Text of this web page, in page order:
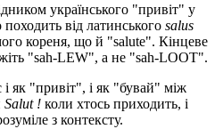
українського "привіт" у
від латинського salus
кореня, що й "salute". Кінцеве
"sah-LEW", а не "sah-LOOT".
як "привіт", і як "бувай" між
Salut ! коли хтось приходить, і
з контексту.